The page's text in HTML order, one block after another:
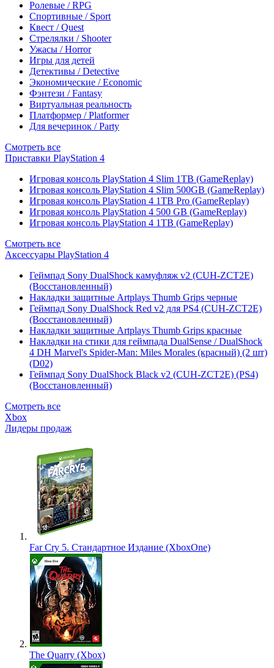
Ролевые / RPG
Спортивные / Sport
Квест / Quest
Стрелялки / Shooter
Ужасы / Horror
Игры для детей
Детективы / Detective
Экономические / Economic
Фэнтези / Fantasy
Виртуальная реальность
Платформер / Platformer
Для вечеринок / Party
Смотреть все
Приставки PlayStation 4
Игровая консоль PlayStation 4 Slim 1TB (GameReplay)
Игровая консоль PlayStation 4 Slim 500GB (GameReplay)
Игровая консоль PlayStation 4 1TB Pro (GameReplay)
Игровая консоль PlayStation 4 500 GB (GameReplay)
Игровая консоль PlayStation 4 1TB (GameReplay)
Смотреть все
Аксессуары PlayStation 4
Геймпад Sony DualShock камуфляж v2 (CUH-ZCT2E)
(Восстановленный)
Накладки защитные Artplays Thumb Grips черные
Геймпад Sony DualShock Red v2 для PS4 (CUH-ZCT2E)
(Восстановленный)
Накладки защитные Artplays Thumb Grips красные
Накладки на стики для геймпада DualSense / DualShock
4 DH Marvel's Spider-Man: Miles Morales (красный) (2 шт)
(D02)
Геймпад Sony DualShock Black v2 (CUH-ZCT2E) (PS4)
(Восстановленный)
Смотреть все
Xbox
Лидеры продаж
Far Cry 5. Стандартное Издание (XboxOne)
The Quarry (Xbox)